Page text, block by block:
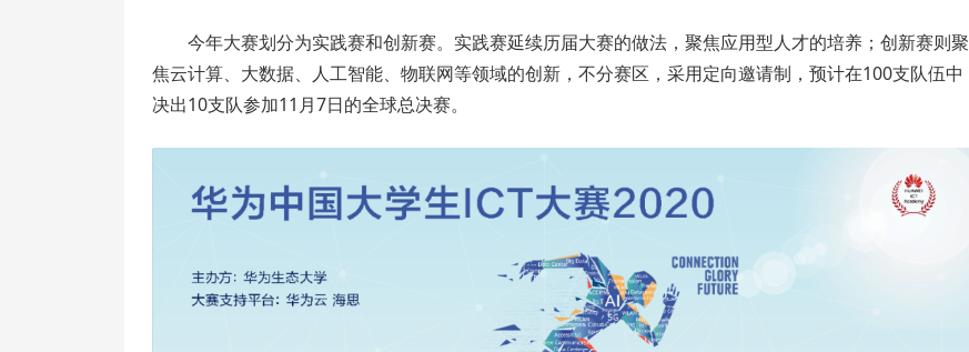
今年大赛划分为实践赛和创新赛。实践赛延续历届大赛的做法，聚焦应用型人才的培养；创新赛则聚
焦云计算、大数据、人工智能、物联网等领域的创新，不分赛区，采用定向邀请制，预计在100支队伍中
决出10支队参加11月7日的全球总决赛。